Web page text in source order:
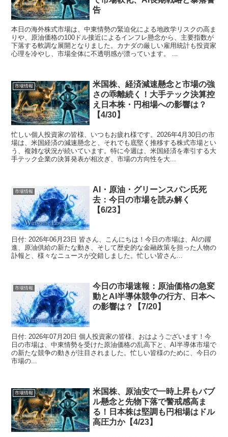
告
本日の海外株式市場は、中東情勢の緊迫化による地政学リスクの高ま
りや、原油価格の100ドル接近によるインフレ懸念から、主要指数が
下落する軟調な展開となりました。カナダの厳しい雇用統計も投資家
心理を冷やし、市場全体に不透明感が漂っています。 ...
市場情報
米国株、経済減速懸念と市場の強
さの乖離続く！大手テック決算控
え日本株・円相場への影響は？
【4/30】
忙しい個人投資家の皆様、いつもお疲れ様です。2026年4月30日の市
場は、米国経済の減速懸念と、それでも底堅く推移する株式市場とい
う、複雑な状況が続いています。特に今週は、米国経済を牽引する大
手テック企業の決算発表が相次ぎ、市場の方向性を大...
市場情報
AI・原油・グリーンスパン氏死
去：今日の市場を読み解く
【6/23】
日付: 2026年06月23日 皆さん、こんにちは！今日の市場は、AIの躍
進、原油供給の新たな動き、そして歴史的な金融政策を担った人物の
訃報と、様々なニュースが交錯しました。忙しい皆さん...
市場情報
今日の市場速報：原油価格の急変
動とAI半導体競争の行方、日本へ
の影響は？【7/20】
日付: 2026年07月20日 個人投資家の皆様、おはようございます！今
日の市場は、中東情勢を受けた原油価格の乱高下と、AI半導体市場で
の新たな競争の動きが注目されました。忙しい皆様のために、今日の
市場の...
市場情報
米国株、原油安で一時上昇もバブ
ル懸念と先物下落で警戒感高ま
る！日本株は堅調も円相場はドル
高圧力か【4/23】